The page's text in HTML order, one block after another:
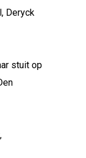
Deryck
stuit op